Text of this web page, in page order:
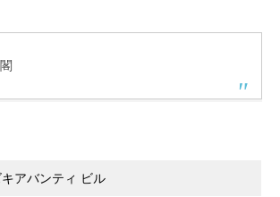
キアバンティ ビル